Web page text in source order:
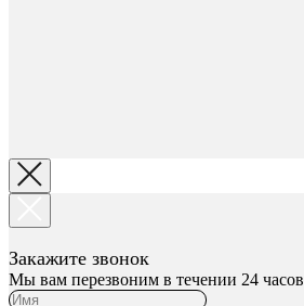
Закажите звонок
Мы вам перезвоним в течении 24 часов